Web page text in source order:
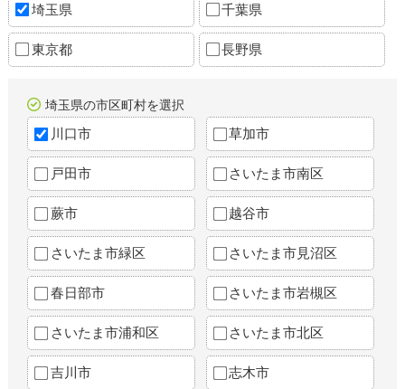
埼玉県 千葉県
東京都 長野県
埼玉県の市区町村を選択
川口市 草加市
戸田市 さいたま市南区
蕨市 越谷市
さいたま市緑区 さいたま市見沼区
春日部市 さいたま市岩槻区
さいたま市浦和区 さいたま市北区
吉川市 志木市